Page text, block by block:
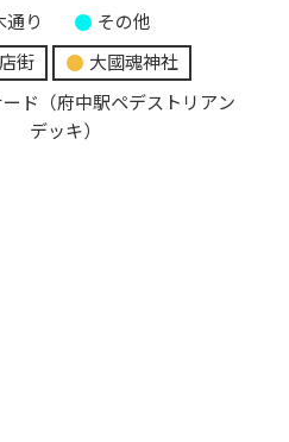
通り
その他
街
大國魂神社
ド（府中駅ペデストリアン
デッキ）